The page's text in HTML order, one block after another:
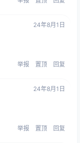
24年8月1日
举报 置顶 回复
24年8月1日
举报 置顶 回复